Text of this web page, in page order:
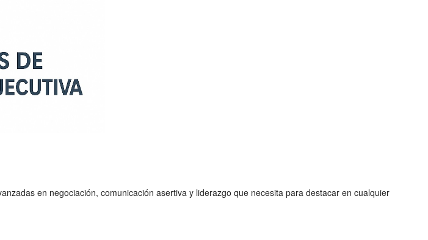
en negociación, comunicación asertiva y liderazgo que necesita para destacar en cualquier